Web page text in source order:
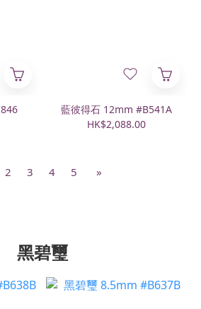
藍彼得石 12mm #B541A
HK$2,088.00
2 3 4 5 »
黑碧璽